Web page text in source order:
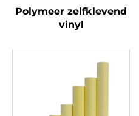
Polymeer zelfklevend
vinyl